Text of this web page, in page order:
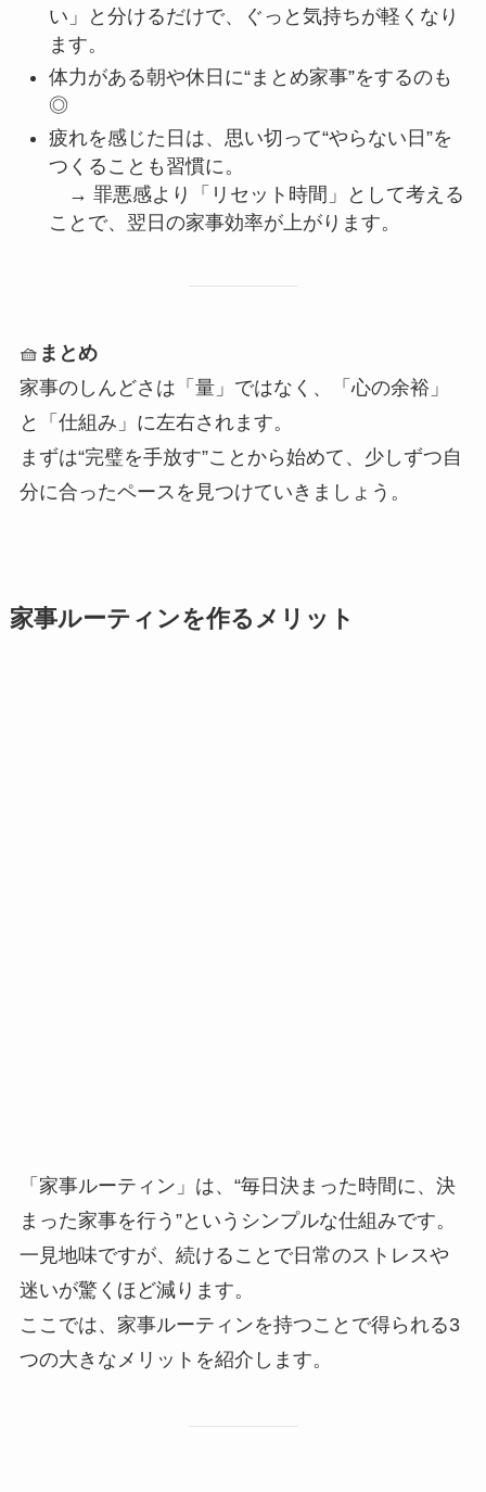
い」と分けるだけで、ぐっと気持ちが軽くなり
ます。
体力がある朝や休日に“まとめ家事”をするのも
◎
疲れを感じた日は、思い切って“やらない日”を
つくることも習慣に。
→ 罪悪感より「リセット時間」として考える
ことで、翌日の家事効率が上がります。
🧺 まとめ
家事のしんどさは「量」ではなく、「心の余裕」
と「仕組み」に左右されます。
まずは“完璧を手放す”ことから始めて、少しずつ自
分に合ったペースを見つけていきましょう。
家事ルーティンを作るメリット
「家事ルーティン」は、“毎日決まった時間に、決
まった家事を行う”というシンプルな仕組みです。
一見地味ですが、続けることで日常のストレスや
迷いが驚くほど減ります。
ここでは、家事ルーティンを持つことで得られる3
つの大きなメリットを紹介します。